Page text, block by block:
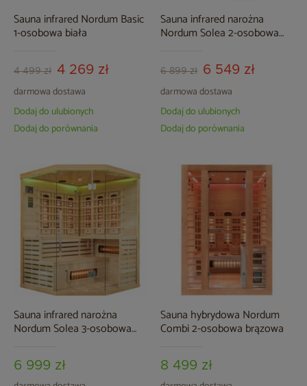
Sauna infrared Nordum Basic
1-osobowa biała
4 499 zł 4 269 zł
darmowa dostawa
Dodaj do ulubionych
Dodaj do porównania
Sauna infrared narożna
Nordum Solea 2-osobowa
6 899 zł 6 549 zł
darmowa dostawa
Dodaj do ulubionych
Dodaj do porównania
Sauna infrared narożna
Nordum Solea 3-osobowa
6 999 zł
Sauna hybrydowa Nordum
Combi 2-osobowa brązowa
8 499 zł